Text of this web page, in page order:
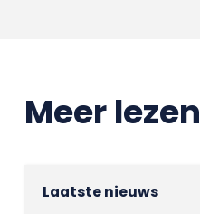
Meer
Laatste nieuws